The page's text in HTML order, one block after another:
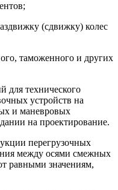
(сдвижку) колес
таможенного и других
для технического
устройств на
и маневровых
на проектирование.
перегрузочных
между осями смежных
равными значениям,